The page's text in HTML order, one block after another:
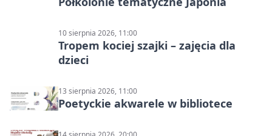
10 sierpnia 2026, 11:00
Tropem kociej szajki – zajęcia dla
dzieci
13 sierpnia 2026, 11:00
Poetyckie akwarele w bibliotece